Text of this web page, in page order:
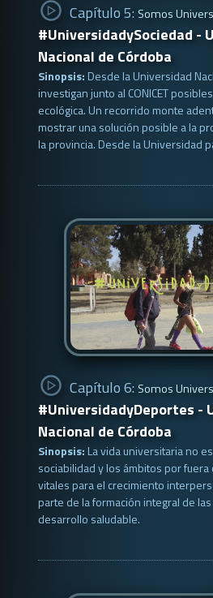
Capítulo 5: Somos
#UniversidadySociedad -
Nacional de Córdoba
Sinopsis:Desde la Universidad
investigan junto al CONICET
ecológica. Un recorrido monte
mostrar una solución posible a la
la provincia. Desde la Universidad
Capítulo 6: Somos
#UniversidadyDeportes -
Nacional de Córdoba
Sinopsis: La vida universitaria no
sociabilidad y los ámbitos por
vitales para el crecimiento
parte de la formación integral de
desarrollo saludable.